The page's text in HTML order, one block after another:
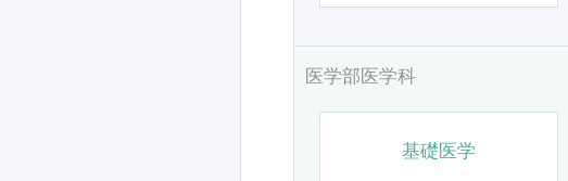
医学部医学科
基礎医学